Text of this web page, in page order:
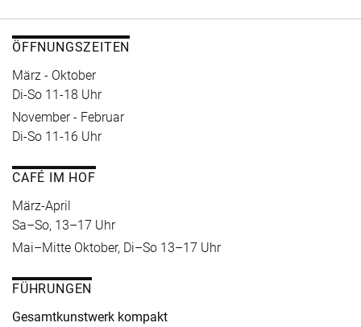
ÖFFNUNGSZEITEN
März - Oktober
Di-So 11-18 Uhr
November - Februar
Di-So 11-16 Uhr
CAFÉ IM HOF
März-April
Sa–So, 13–17 Uhr
Mai–Mitte Oktober, Di–So 13–17 Uhr
FÜHRUNGEN
Gesamtkunstwerk kompakt